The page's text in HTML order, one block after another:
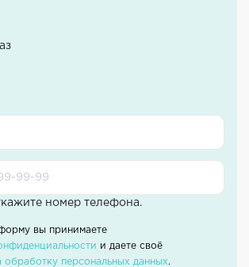
номер телефона.
вы принимаете
и даете своё
обработку персональных данных.